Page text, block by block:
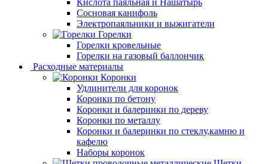
Кислота паяльная и Нашатырь
Сосновая канифоль
Электропаяльники и выжигатели
Горелки
Горелки кровельные
Горелки на газовый баллончик
Расходные материалы
Коронки
Удлинители для коронок
Коронки по бетону
Коронки и балеринки по дереву
Коронки по металлу
Коронки и балеринки по стеклу,камню и
кафелю
Наборы коронок